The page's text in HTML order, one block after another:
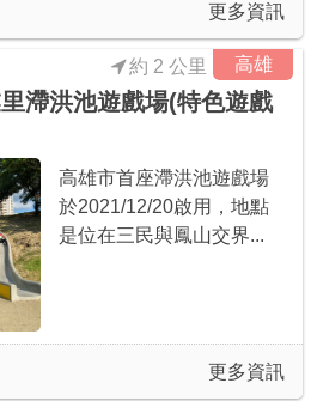
更多資訊
高雄
滯洪池遊戲場(特色遊戲
約 2 公里
高雄市首座滯洪池遊戲場
於2021/12/20啟用，地點
是位在三民與鳳山交界...
更多資訊